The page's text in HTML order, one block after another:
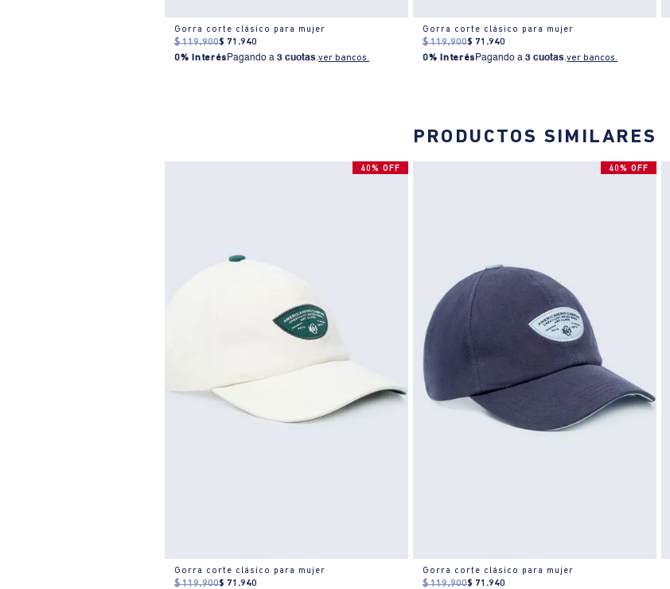
Gorra corte clásico para mujer
$ 119.900$ 71 .940
0% Interés Pagando a3 cuotas.ver bancos.
Gorra corte clásico para mujer
$ 119.900$ 71 .940
0% Interés Pagando a3 cuotas.ver bancos.
PRODUCTOS SIMILARES
40% OFF
Gorra corte clásico para mujer
$ 119.900$ 71 .940
40% OFF
Gorra corte clásico para mujer
$ 119.900$ 71 .940